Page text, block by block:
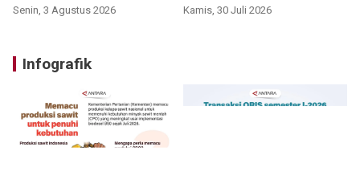
Senin, 3 Agustus 2026 Kamis, 30 Juli 2026
Infografik